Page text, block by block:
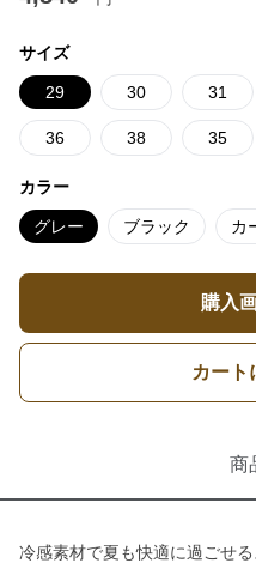
サイズ
29 30 31
36 38 35
カラー
グレー ブラック カ
購入
カート
商
冷感素材で夏も快適に過ごせ